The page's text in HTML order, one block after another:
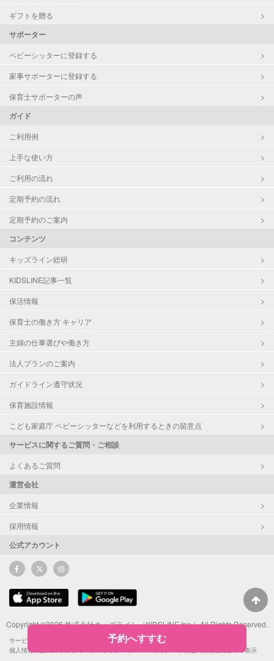
予約へすすむ
ギフトを贈る
サポーター
ベビーシッターに登録する
家事サポーターに登録する
保育士サポーターの声
ガイド
ご利用例
上手な使い方
ご利用の流れ
定期予約の流れ
定期予約のご案内
コンテンツ
キッズライン総研
KIDSLINE記事一覧
保活情報
保育士の働き方 キャリア
主婦の仕事選びや働き方
法人プランのご案内
ガイドライン遵守状況
保育施設情報
こども家庭庁 ベビーシッターなどを利用するときの留意点
サービスに関するご質問・ご相談
よくあるご質問
運営会社
企業情報
採用情報
公式アカウント
Copyright ©2026 株式会社キッズライン（KIDSLINE Inc.）All Rights Reserved.
サービス利用規約 サポーターによるSNS投稿ガイドライン
個人情報保護方針
特定商取引法に基づく表示